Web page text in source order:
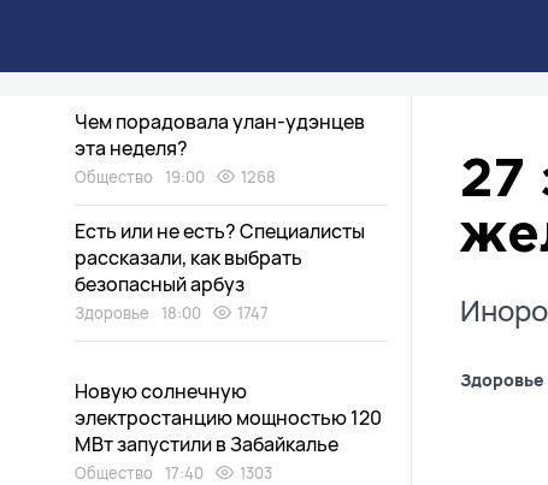
27
Здоровье
Общество 19:15 1475
Чем порадовала улан-удэнцев
эта неделя?
Общество 19:00 1268
Есть или не есть? Специалисты
рассказали, как выбрать
безопасный арбуз
Здоровье 18:00 1747
Новую солнечную
электростанцию мощностью 120
МВт запустили в Забайкалье
Общество 17:40 1303